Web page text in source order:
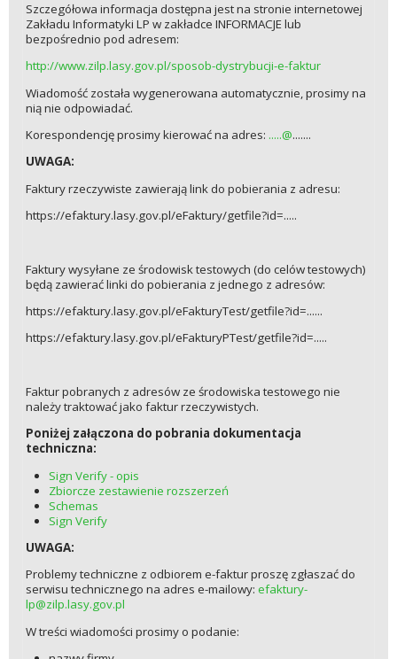
Szczegółowa informacja dostępna jest na stronie internetowej
Zakładu Informatyki LP w zakładce INFORMACJE lub
bezpośrednio pod adresem:
http://www.zilp.lasy.gov.pl/sposob-dystrybucji-e-faktur
Wiadomość została wygenerowana automatycznie, prosimy na
nią nie odpowiadać.
Korespondencję prosimy kierować na adres: .....@.......
UWAGA:
Faktury rzeczywiste zawierają link do pobierania z adresu:
https://efaktury.lasy.gov.pl/eFaktury/getfile?id=.....
Faktury wysyłane ze środowisk testowych (do celów testowych)
będą zawierać linki do pobierania z jednego z adresów:
https://efaktury.lasy.gov.pl/eFakturyTest/getfile?id=......
https://efaktury.lasy.gov.pl/eFakturyPTest/getfile?id=.....
Faktur pobranych z adresów ze środowiska testowego nie
należy traktować jako faktur rzeczywistych.
Poniżej załączona do pobrania dokumentacja
techniczna:
Sign Verify - opis
Zbiorcze zestawienie rozszerzeń
Schemas
Sign Verify
UWAGA:
Problemy techniczne z odbiorem e-faktur proszę zgłaszać do
serwisu technicznego na adres e-mailowy: efaktury-
lp@zilp.lasy.gov.pl
W treści wiadomości prosimy o podanie: